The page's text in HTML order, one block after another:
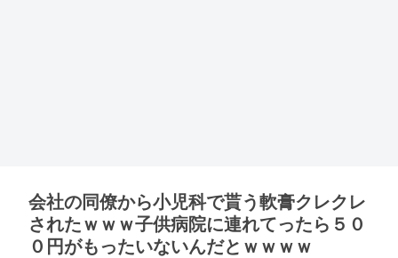
会社の同僚から小児科で貰う軟膏クレクレ
されたｗｗｗ子供病院に連れてったら５０
０円がもったいないんだとｗｗｗｗ